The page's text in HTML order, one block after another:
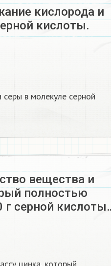
кислорода и
кислоты.
в молекуле серной
вещества и
полностью
г серной